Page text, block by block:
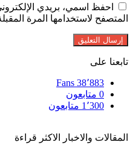
احفظ اسمي، بريدي
المتصفح لاستخدامها المرة
تابعنا على
38٬883 Fans
0 متابعون
1٬300 متابعون
المقالات والاخبار الاكثر قراءة